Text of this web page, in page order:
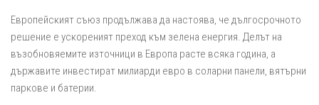
Европейският съюз продължава да настоява, че дългосрочното
решение е ускореният преход към зелена енергия. Делът на
възобновяемите източници в Европа расте всяка година, а
държавите инвестират милиарди евро в соларни панели, вятърни
паркове и батерии.